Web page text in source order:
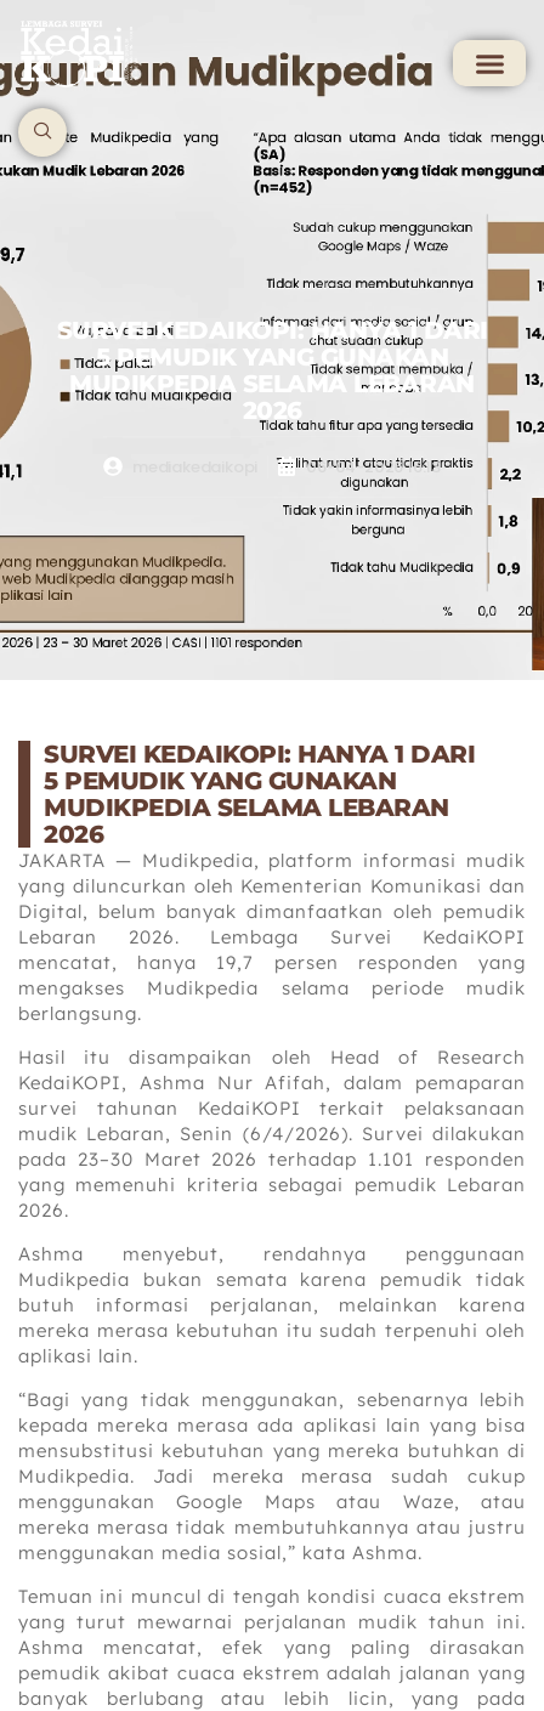
SURVEI KEDAIKOPI: HANYA 1 DARI
5 PEMUDIK YANG GUNAKAN
MUDIKPEDIA SELAMA LEBARAN
06-04-2026 16:13
SURVEI KEDAIKOPI: HANYA 1 DARI
5 PEMUDIK YANG GUNAKAN
MUDIKPEDIA SELAMA LEBARAN
2026
JAKARTA — Mudikpedia, platform informasi mudik
yang diluncurkan oleh Kementerian Komunikasi dan
Digital, belum banyak dimanfaatkan oleh pemudik
Lebaran 2026. Lembaga Survei KedaiKOPI
mencatat, hanya 19,7 persen responden yang
mengakses Mudikpedia selama periode mudik
berlangsung.
Hasil itu disampaikan oleh Head of Research
KedaiKOPI, Ashma Nur Afifah, dalam pemaparan
survei tahunan KedaiKOPI terkait pelaksanaan
mudik Lebaran, Senin (6/4/2026). Survei dilakukan
pada 23–30 Maret 2026 terhadap 1.101 responden
yang memenuhi kriteria sebagai pemudik Lebaran
2026.
Ashma menyebut, rendahnya penggunaan
Mudikpedia bukan semata karena pemudik tidak
butuh informasi perjalanan, melainkan karena
mereka merasa kebutuhan itu sudah terpenuhi oleh
aplikasi lain.
“Bagi yang tidak menggunakan, sebenarnya lebih
kepada mereka merasa ada aplikasi lain yang bisa
mensubstitusi kebutuhan yang mereka butuhkan di
Mudikpedia. Jadi mereka merasa sudah cukup
menggunakan Google Maps atau Waze, atau
mereka merasa tidak membutuhkannya atau justru
menggunakan media sosial,” kata Ashma.
Temuan ini muncul di tengah kondisi cuaca ekstrem
yang turut mewarnai perjalanan mudik tahun ini.
Ashma mencatat, efek yang paling dirasakan
pemudik akibat cuaca ekstrem adalah jalanan yang
banyak berlubang atau lebih licin, yang pada